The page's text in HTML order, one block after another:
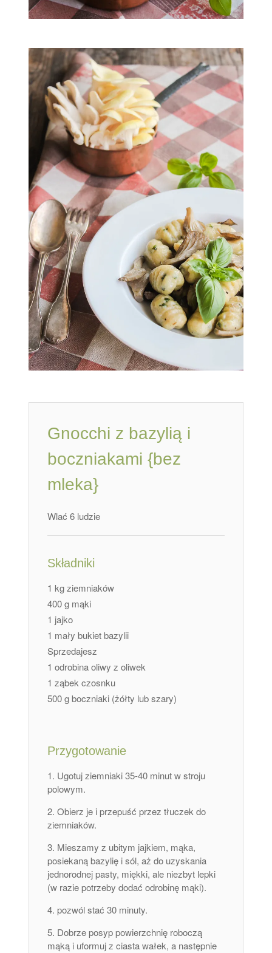
Gnocchi z bazylią i
boczniakami {bez
mleka}
Wlać 6 ludzie
Składniki
1 kg ziemniaków
400 g mąki
1 jajko
1 mały bukiet bazylii
Sprzedajesz
1 odrobina oliwy z oliwek
1 ząbek czosnku
500 g boczniaki (żółty lub szary)
Przygotowanie
Ugotuj ziemniaki 35-40 minut w stroju
polowym.
Obierz je i przepuść przez tłuczek do
ziemniaków.
Mieszamy z ubitym jajkiem, mąka,
posiekaną bazylię i sól, aż do uzyskania
jednorodnej pasty, miękki, ale niezbyt lepki
(w razie potrzeby dodać odrobinę mąki).
pozwól stać 30 minuty.
Dobrze posyp powierzchnię roboczą
mąką i uformuj z ciasta wałek, a następnie